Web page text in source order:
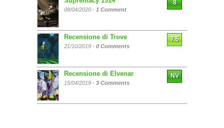
08/04/2020 - 1 Comment
8
Recensione di Trove
21/10/2019 - 0 Comments
7.5
Recensione di Elvenar
15/04/2019 - 3 Comments
NV